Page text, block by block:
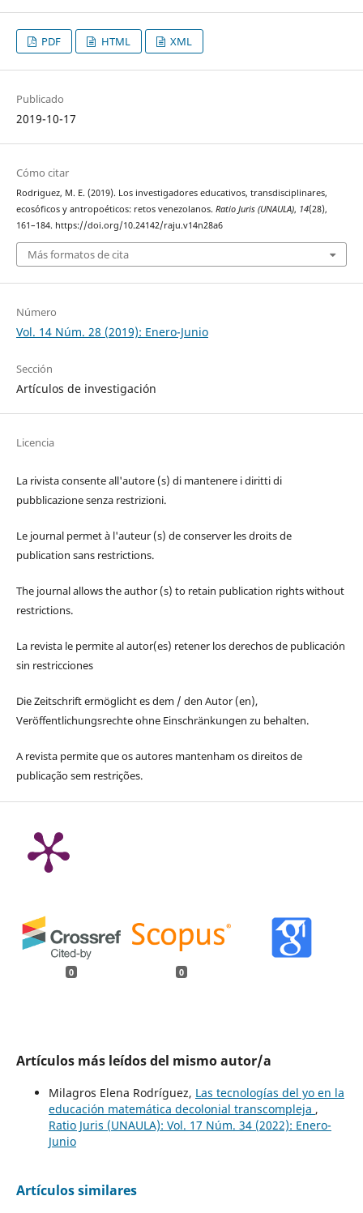
PDF HTML XML
Publicado
2019-10-17
Cómo citar
Rodriguez, M. E. (2019). Los investigadores educativos, transdisciplinares,
ecosóficos y antropoéticos: retos venezolanos. Ratio Juris (UNAULA), 14(28),
161–184. https://doi.org/10.24142/raju.v14n28a6
Más formatos de cita
Número
Vol. 14 Núm. 28 (2019): Enero-Junio
Sección
Artículos de investigación
Licencia
La rivista consente all'autore (s) di mantenere i diritti di
pubblicazione senza restrizioni.
Le journal permet à l'auteur (s) de conserver les droits de
publication sans restrictions.
The journal allows the author (s) to retain publication rights without
restrictions.
La revista le permite al autor(es) retener los derechos de publicación
sin restricciones
Die Zeitschrift ermöglicht es dem / den Autor (en),
Veröffentlichungsrechte ohne Einschränkungen zu behalten.
A revista permite que os autores mantenham os direitos de
publicação sem restrições.
0 0
Artículos más leídos del mismo autor/a
Milagros Elena Rodríguez, Las tecnologías del yo en la
educación matemática decolonial transcompleja ,
Ratio Juris (UNAULA): Vol. 17 Núm. 34 (2022): Enero-
Junio
Artículos similares